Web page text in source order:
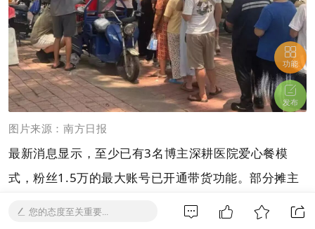
图片来源：南方日报
最新消息显示，至少已有3名博主深耕医院爱心餐模
式，粉丝1.5万的最大账号已开通带货功能。部分摊主
坦言，若无法持续获捐或变现，将终止项目。
您的态度至关重要...
功能
发布